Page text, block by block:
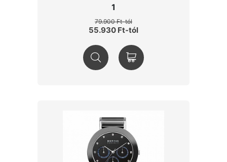
1
79.900 Ft-tól
55.930 Ft-tól